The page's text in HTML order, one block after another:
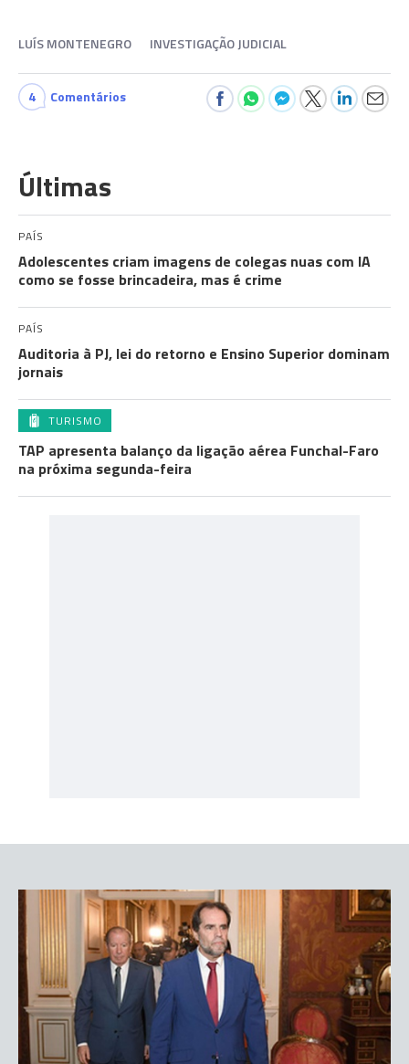
LUÍS MONTENEGRO INVESTIGAÇÃO JUDICIAL
4 Comentários
Últimas
PAÍS
Adolescentes criam imagens de colegas nuas com IA
como se fosse brincadeira, mas é crime
PAÍS
Auditoria à PJ, lei do retorno e Ensino Superior dominam
jornais
TURISMO
TAP apresenta balanço da ligação aérea Funchal-Faro
na próxima segunda-feira